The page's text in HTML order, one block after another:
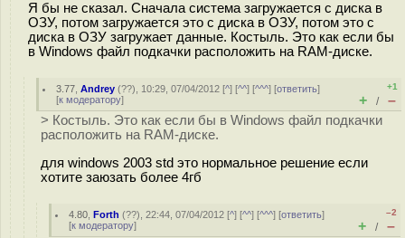
Я бы не сказал. Сначала система загружается с диска в
ОЗУ, потом загружается это с диска в ОЗУ, потом это с
диска в ОЗУ загружает данные. Костыль. Это как если бы
в Windows файл подкачки расположить на RAM-диске.
3.77 ,Andrey (??), 10:29, 07/04/2012 [^] [^^] [^^^] [ответить]
[к модератору]
+1
+ / –
> Костыль. Это как если бы в Windows файл подкачки
расположить на RAM-диске.
для windows 2003 std это нормальное решение если
хотите заюзать более 4гб
4.80 ,Forth (??), 22:44, 07/04/2012 [^] [^^] [^^^] [ответить]
[к модератору]
–2
+ / –